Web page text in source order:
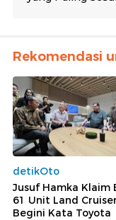
Rekomendasi
detikOto
Jusuf Hamka Klaim
61 Unit Land
Begini Kata Toyota